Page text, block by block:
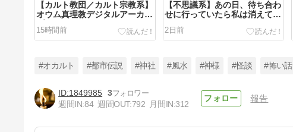
【カルト教団／カルト宗教系】
オウム真理教デジタルアーカイ
15時間前
【不思議系】あの日、待ち合わ
せに行っていたら私は消えてい
2日前
が合うとにっこり笑った。前歯
#オカルト #都市伝説 #神社 #風水 #神様 #怪談 #怖い話
1849985 3
週間IN:84 週間OUT:792 月間IN:312
報告